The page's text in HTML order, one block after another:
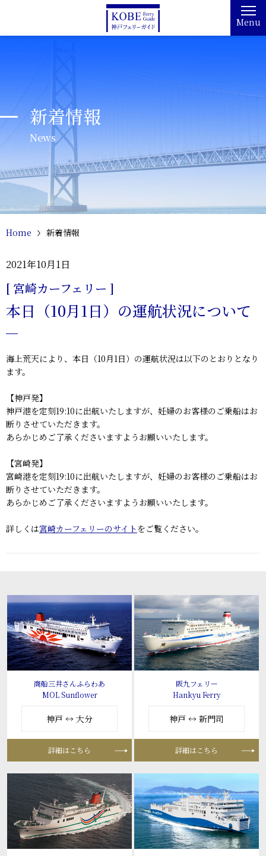
Menu
新着情報
News
Home 新着情報
2021年10月1日
[ 宮崎カーフェリー ]
本日（10月1日）の運航状況について
海上荒天により、本日（10月1日）の運航状況は以下のとおりとなり
ます。
【神戸発】
神戸港を定刻19:10に出航いたしますが、妊婦のお客様のご乗船はお
断りさせていただきます。
あらかじめご了承くださいますようお願いいたします。
【宮崎発】
宮崎港を定刻19:10に出航いたしますが、妊婦のお客様のご乗船はお
断りさせていただきます。
あらかじめご了承くださいますようお願いいたします。
詳しくは宮崎カーフェリーのサイト をご覧ください。
商船三井さんふらわあ
MOL Sunflower
神戸 ↔ 大分
詳細はこちら
阪九フェリー
Hankyu Ferry
神戸 ↔ 新門司
詳細はこちら